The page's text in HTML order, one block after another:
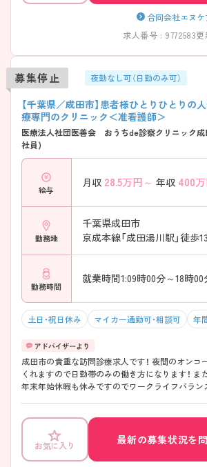
合同会社エヌ
求人番号 : 9772583更
募集停止 夜勤なし可（日勤のみ可）
【千葉県／成田市】患者様ひとりひとりの
療専門のクリニック＜准看護師＞
医療法人社団医善会 おうちde診察クリニック成
社員)
給与
月収 28.5万円～ 年収 400
勤務地
千葉県成田市
京成本線「成田湯川駅」徒歩
勤務時間
就業時間1:09時00分～18時00
土日・祝日休み マイカー通勤可・相談可 年
成田市の貴重な訪問診療求人です！ 夜間のオンコ
くれますので日勤帯のみの働き方になります！ また
年末年始休暇も休みですのでワークライフバラン
お気に入り 最新の募集状況を